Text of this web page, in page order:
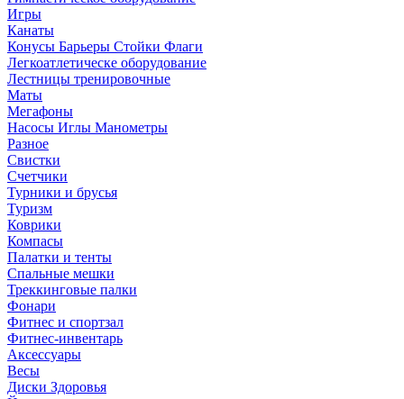
Игры
Канаты
Конусы Барьеры Стойки Флаги
Легкоатлетическе оборудование
Лестницы тренировочные
Маты
Мегафоны
Насосы Иглы Манометры
Разное
Свистки
Счетчики
Турники и брусья
Туризм
Коврики
Компасы
Палатки и тенты
Спальные мешки
Треккинговые палки
Фонари
Фитнес и спортзал
Фитнес-инвентарь
Аксессуары
Весы
Диски Здоровья